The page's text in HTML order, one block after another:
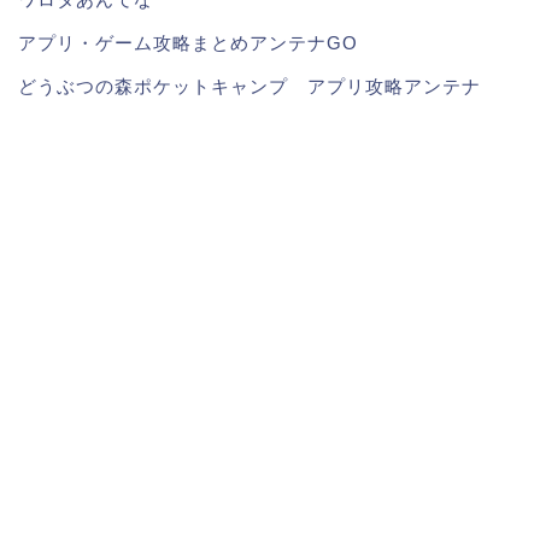
アプリ・ゲーム攻略まとめアンテナGO
どうぶつの森ポケットキャンプ アプリ攻略アンテナ